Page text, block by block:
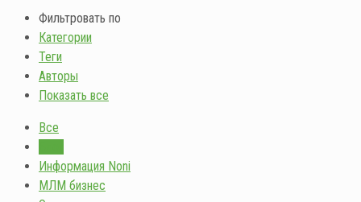
Фильтровать по
Категории
Теги
Авторы
Показать все
Все
Информация Noni
МЛМ бизнес